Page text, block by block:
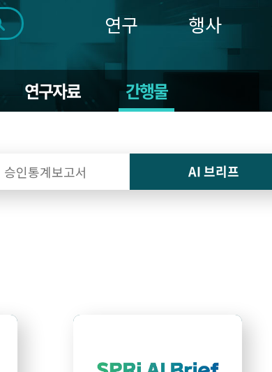
3개월 1년
연구 행사
연구자료 간행물
승인통계보고서 AI 브리프